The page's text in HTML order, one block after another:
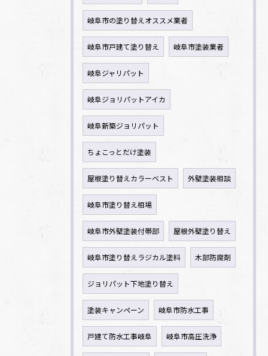
岐阜市の塗り替えオススメ業者
岐阜市戸建て塗り替え 岐阜市塗装業者
岐阜ジャリパット
岐阜ジョリパットアイカ
岐阜新築ジョリパット
ちょこっとだけ塗装
屋根塗り替えカラーベスト 外壁塗装相談
岐阜市塗り替え相場
岐阜市外壁塗装付帯部 屋根外壁塗り替え
岐阜市塗り替えラジカル塗料 木部防腐剤
ジョリパット下地塗り替え
塗装キャンペーン 岐阜市防水工事
戸建て防水工事岐阜 岐阜市高圧洗浄